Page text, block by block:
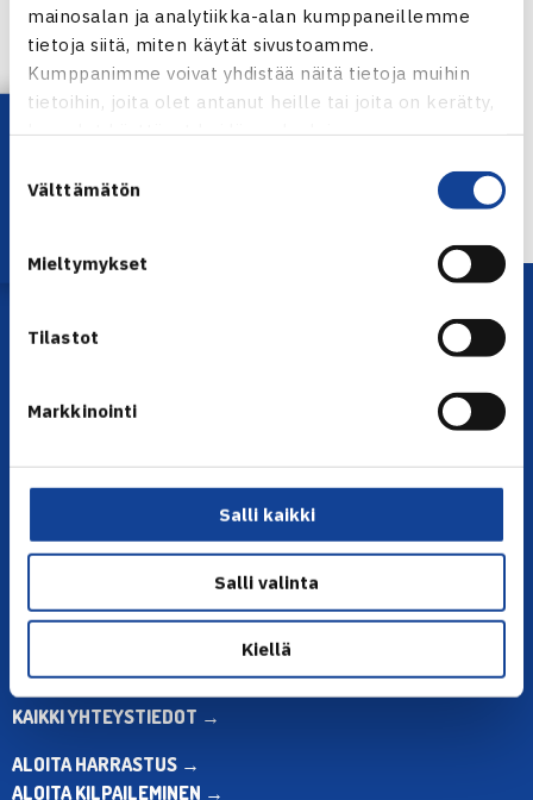
mainosalan ja analytiikka-alan kumppaneillemme
tietoja siitä, miten käytät sivustoamme.
Kumppanimme voivat yhdistää näitä tietoja muihin
tietoihin, joita olet antanut heille tai joita on kerätty,
kun olet käyttänyt heidän palvelujaan.
valinta
Välttämätön
Mieltymykset
Tilastot
Markkinointi
Salli kaikki
Salli valinta
Kiellä
Jaa:
Seuraava uutinen: H.Kontinen/J.Nieminen DC-
Lataa OmaTennis!
Olympiastadion, Paavo Nurmen tie 1, 00250 Helsinki
Puh. 010 574 3959
ma-pe klo 10.00-12.00
Muina aikoina olkaa yhteydessä
sähköpostitse: toimisto@tennis.fi
KAIKKI YHTEYSTIEDOT →
ALOITA HARRASTUS →
ALOITA KILPAILEMINEN →